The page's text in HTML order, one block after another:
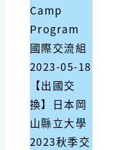
Camp
Program
國際交流組
2023-05-18
【出國交
換】日本岡
山縣立大學
2023秋季交